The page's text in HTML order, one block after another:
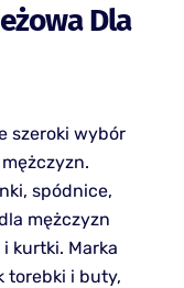
Dla
szeroki wybór
spódnice,
mężczyzn
kurtki. Marka
torebki i buty,